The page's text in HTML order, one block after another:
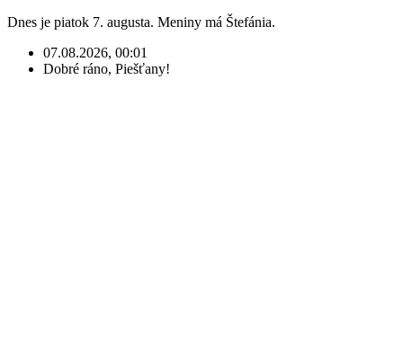
Dnes je piatok 7. augusta. Meniny má Štefánia.
07.08.2026, 00:01
Dobré ráno, Piešťany!